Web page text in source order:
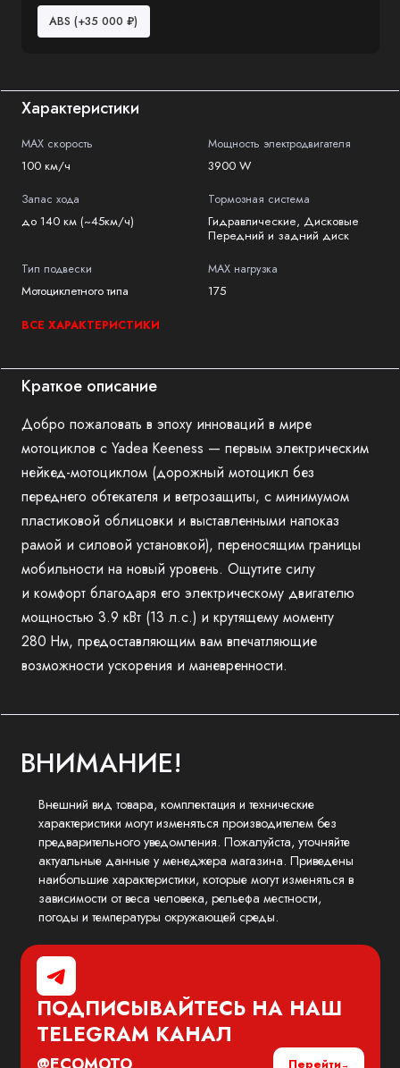
ABS (+35 000 ₽)
Характеристики
MAX скорость
100 км/ч
Мощность электродвигателя
3900 W
Запас хода
до 140 км (~45км/ч)
Тормозная система
Гидравлические, Дисковые
Передний и задний диск
Тип подвески
Мотоциклетного типа
MAX нагрузка
175
ВСЕ ХАРАКТЕРИСТИКИ
Краткое описание
Добро пожаловать в эпоху инноваций в мире
мотоциклов с Yadea Keeness — первым электрическим
нейкед-мотоциклом (дорожный мотоцикл без
переднего обтекателя и ветрозащиты, с минимумом
пластиковой облицовки и выставленными напоказ
рамой и силовой установкой), переносящим границы
мобильности на новый уровень. Ощутите силу
и комфорт благодаря его электрическому двигателю
мощностью 3.9 кВт (13 л.с.) и крутящему моменту
280 Нм, предоставляющим вам впечатляющие
возможности ускорения и маневренности.
ВНИМАНИЕ!
Внешний вид товара, комплектация и технические
характеристики могут изменяться производителем без
предварительного уведомления. Пожалуйста, уточняйте
актуальные данные у менеджера магазина. Приведены
наибольшие характеристики, которые могут изменяться в
зависимости от веса человека, рельефа местности,
погоды и температуры окружающей среды.
ПОДПИСЫВАЙТЕСЬ НА НАШ
TELEGRAMКАНАЛ
Перейти